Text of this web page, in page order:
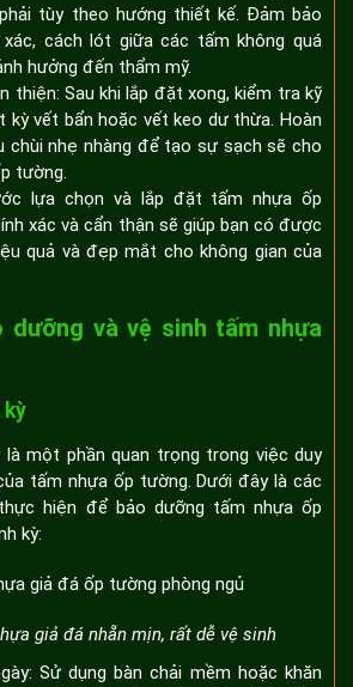
tùy theo hướng thiết kế. Đảm bảo
cách lót giữa các tấm không quá
hưởng đến thẩm mỹ.
thiện: Sau khi lắp đặt xong, kiểm tra kỹ
kỳ vết bẩn hoặc vết keo dư thừa. Hoàn
chùi nhẹ nhàng để tạo sự sạch sẽ cho
tường.
lựa chọn và lắp đặt tấm nhựa ốp
xác và cẩn thận sẽ giúp bạn có được
quả và đẹp mắt cho không gian của
dưỡng và vệ sinh tấm nhựa
kỳ
là một phần quan trọng trong việc duy
tấm nhựa ốp tường. Dưới đây là các
hiện để bảo dưỡng tấm nhựa ốp
kỳ:
giả đá nhẵn mịn, rất dễ vệ sinh
Sử dụng bàn chải mềm hoặc khăn